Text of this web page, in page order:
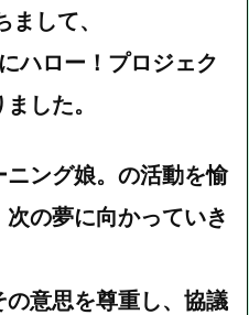
して、
ハロー！プロジェク
した。
ング娘。の活動を愉
の夢に向かっていき
意思を尊重し、協議